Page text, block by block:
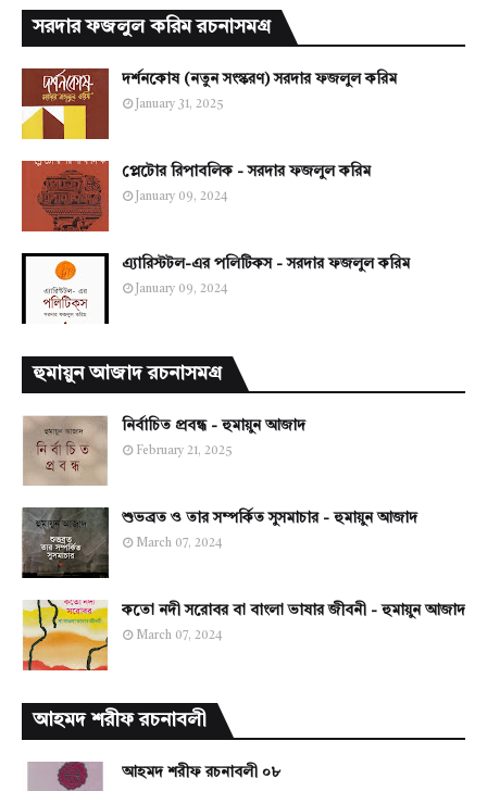
সরদার ফজলুল করিম রচনাসমগ্র
দর্শনকোষ (নতুন সংস্করণ) সরদার ফজলুল করিম
January 31, 2025
প্লেটোর রিপাবলিক - সরদার ফজলুল করিম
January 09, 2024
এ্যারিস্টটল-এর পলিটিকস - সরদার ফজলুল করিম
January 09, 2024
হুমায়ুন আজাদ রচনাসমগ্র
নির্বাচিত প্রবন্ধ - হুমায়ুন আজাদ
February 21, 2025
শুভব্রত ও তার সম্পর্কিত সুসমাচার - হুমায়ুন আজাদ
March 07, 2024
কতো নদী সরোবর বা বাংলা ভাষার জীবনী - হুমায়ুন আজাদ
March 07, 2024
আহমদ শরীফ রচনাবলী
আহমদ শরীফ রচনাবলী ০৮